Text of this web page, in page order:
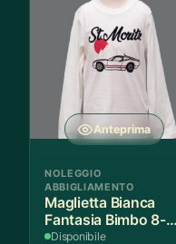
Anteprima
NOLEGGIO
ABBIGLIAMENTO
Maglietta Bianca
Fantasia Bimbo 8-9
Anni Cotone - 1
Disponibile